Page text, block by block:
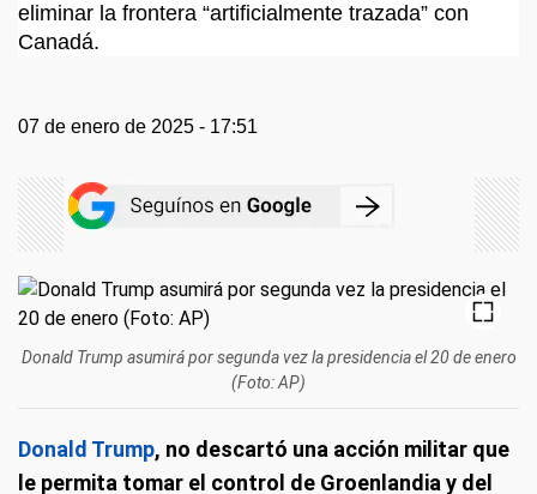
eliminar la frontera “artificialmente trazada” con
Canadá.
07 de enero de 2025 - 17:51
Donald Trump asumirá por segunda vez la presidencia el 20 de enero
(Foto: AP)
Donald Trump, no descartó una acción militar que
le permita tomar el control de Groenlandia y del